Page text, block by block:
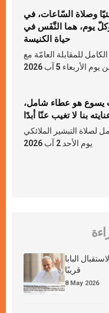
وصلاة السّاعات، في
يوم، هما النَّفَس في
حياة الكنيسة
للمقابلة العامّة مع
الأربعاء 5 آب 2026
يسوع هو عطاء شامل،
بنا لا تغيب عنّا أبدًا
لصلاة التبشير الملائكي
يوم الأحد 2 آب 2026
البابا
قريبًا
8 May 2026